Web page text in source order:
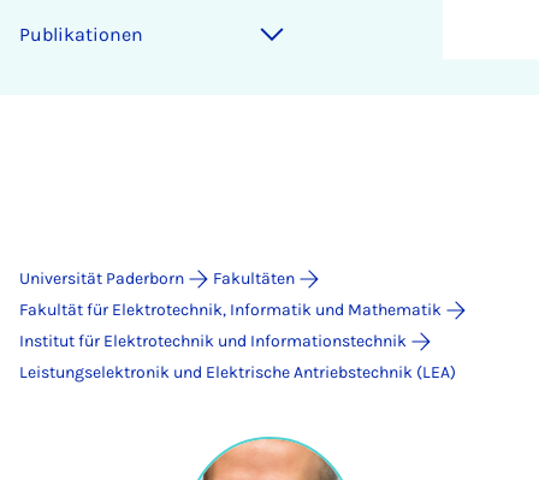
Publikationen
Universität Paderborn
Fakultäten
Fakultät für Elektrotechnik, Informatik und Mathematik
Institut für Elektrotechnik und Informationstechnik
Leistungselektronik und Elektrische Antriebstechnik (LEA)